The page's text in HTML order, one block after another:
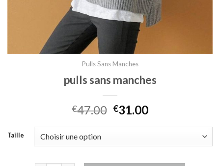
Pulls Sans Manches
pulls sans manches
€47.00 €31.00
Taille